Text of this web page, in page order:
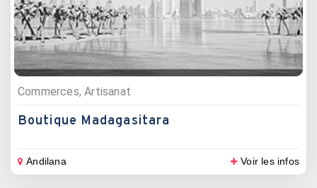
Commerces, Artisanat
Boutique Madagasitara
Andilana Voir les infos